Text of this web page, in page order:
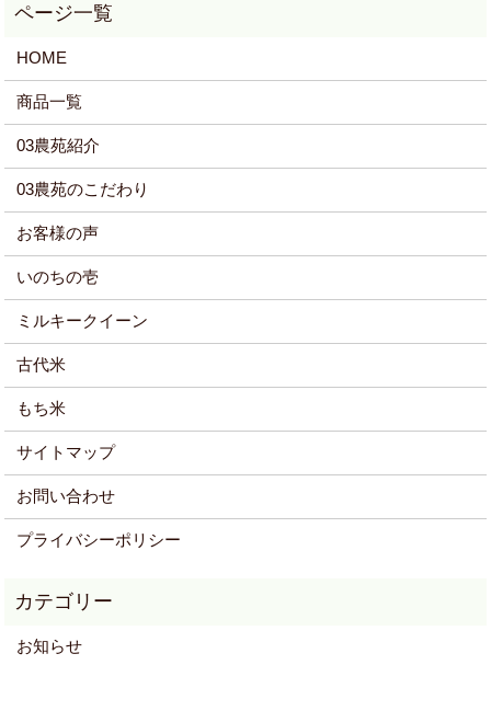
HOME
商品一覧
03農苑紹介
03農苑のこだわり
お客様の声
いのちの壱
ミルキークイーン
古代米
もち米
サイトマップ
お問い合わせ
プライバシーポリシー
お知らせ